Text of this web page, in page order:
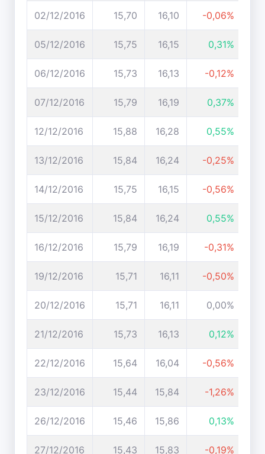
02/12/2016 15,70 16,10 -0,06%
05/12/2016 15,75 16,15 0,31%
06/12/2016 15,73 16,13 -0,12%
07/12/2016 15,79 16,19 0,37%
12/12/2016 15,88 16,28 0,55%
13/12/2016 15,84 16,24 -0,25%
14/12/2016 15,75 16,15 -0,56%
15/12/2016 15,84 16,24 0,55%
16/12/2016 15,79 16,19 -0,31%
19/12/2016 15,71 16,11 -0,50%
20/12/2016 15,71 16,11 0,00%
21/12/2016 15,73 16,13 0,12%
22/12/2016 15,64 16,04 -0,56%
23/12/2016 15,44 15,84 -1,26%
26/12/2016 15,46 15,86 0,13%
27/12/2016 15,43 15,83 -0,19%